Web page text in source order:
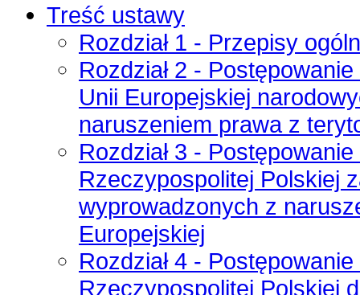
Treść ustawy
Rozdział 1 - Przepisy
Rozdział 2 -
Unii Europejskiej
naruszeniem prawa z
Rozdział 3 -
Rzeczypospolitej Polskiej
wyprowadzonych z
Europejskiej
Rozdział 4 -
Rzeczypospolitej Polskiej